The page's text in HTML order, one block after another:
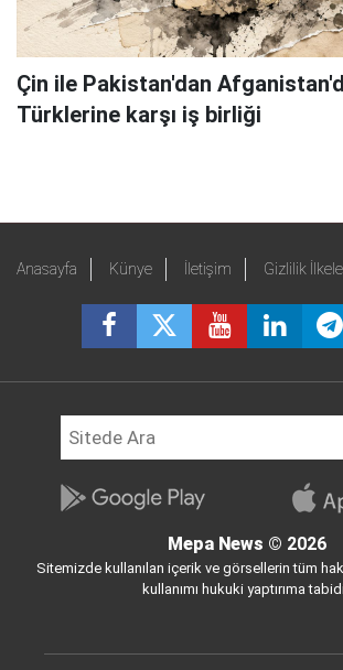
Çin ile Pakistan'dan
Türklerine karşı iş birliği
Anasayfa Künye İletişim Gizlilik
Mepa News © 2026
Sitemizde kullanılan içerik ve görsellerin tüm
kullanımı hukuki yaptırıma